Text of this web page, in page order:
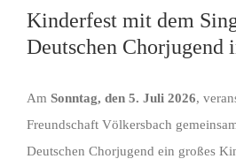
Kinderfest mit dem
Deutschen Chorjugend
Am Sonntag, den 5. Juli 2026,
Freundschaft Völkersbach
Deutschen Chorjugend ein großes